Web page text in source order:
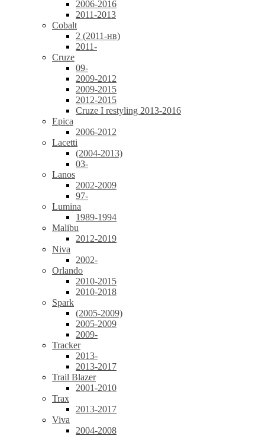
2006-2016
2011-2013
Cobalt
2 (2011-нв)
2011-
Cruze
09-
2009-2012
2009-2015
2012-2015
Cruze I restyling 2013-2016
Epica
2006-2012
Lacetti
(2004-2013)
03-
Lanos
2002-2009
97-
Lumina
1989-1994
Malibu
2012-2019
Niva
2002-
Orlando
2010-2015
2010-2018
Spark
(2005-2009)
2005-2009
2009-
Tracker
2013-
2013-2017
Trail Blazer
2001-2010
Trax
2013-2017
Viva
2004-2008